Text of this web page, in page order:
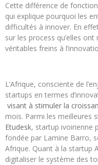
Cette différence de
qui explique pourquoi les
difficultés à innover. En
sur les process qu’elles
véritables freins à
L’Afrique, consciente de
startups en termes
visant à stimuler la
mois. Parmi les meilleures
Etudesk, startup ivoirienne
fondée par Lamine Barro,
Afrique. Quant à la startup
digitaliser le système des